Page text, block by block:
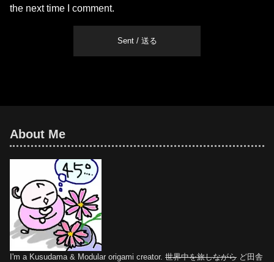
the next time I comment.
About Me
I'm a Kusudama & Modular origami creator. 世界中を旅しながら ど田舎